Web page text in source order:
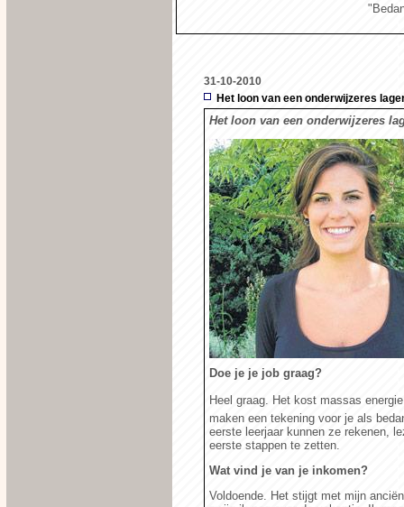
31-10-2010
Het loon van een onderwijzeres
Het loon van een onderwijzeres
Doe je je job graag?
Heel graag. Het kost massas
maken een tekening voor je als
eerste leerjaar kunnen ze rekenen,
eerste stappen te zetten.
Wat vind je van je inkomen?
Voldoende. Het stijgt met mijn